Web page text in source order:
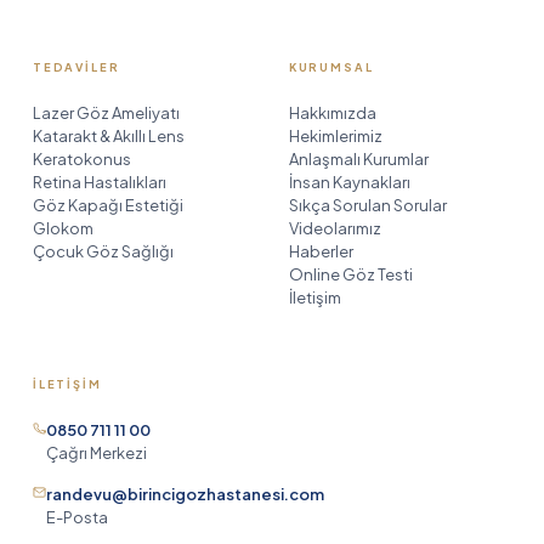
TEDAVILER
Lazer Göz Ameliyatı
Katarakt & Akıllı Lens
Keratokonus
Retina Hastalıkları
Göz Kapağı Estetiği
Glokom
Çocuk Göz Sağlığı
KURUMSAL
Hakkımızda
Hekimlerimiz
Anlaşmalı Kurumlar
İnsan Kaynakları
Sıkça Sorulan Sorular
Videolarımız
Haberler
Online Göz Testi
İletişim
İLETIŞIM
0850 711 11 00
Çağrı Merkezi
randevu@birincigozhastanesi.com
E-Posta